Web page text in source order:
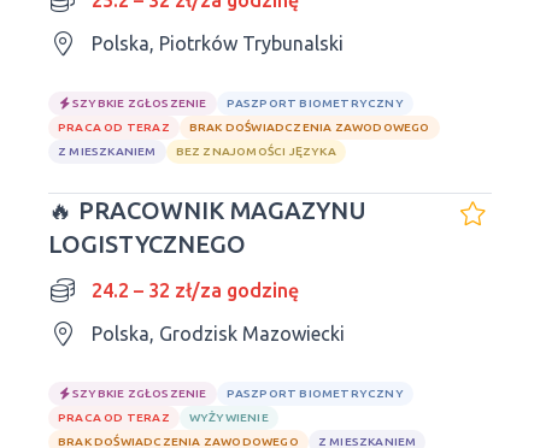
Polska, Piotrków Trybunalski
SZYBKIE ZGŁOSZENIE
PASZPORT BIOMETRYCZNY
PRACA OD TERAZ
BRAK DOŚWIADCZENIA ZAWODOWEGO
Z MIESZKANIEM
BEZ ZNAJOMOŚCI JĘZYKA
🔥 PRACOWNIK MAGAZYNU
LOGISTYCZNEGO
24.2 – 32 zł/za godzinę
Polska, Grodzisk Mazowiecki
SZYBKIE ZGŁOSZENIE
PASZPORT BIOMETRYCZNY
PRACA OD TERAZ
WYŻYWIENIE
BRAK DOŚWIADCZENIA ZAWODOWEGO
Z MIESZKANIEM